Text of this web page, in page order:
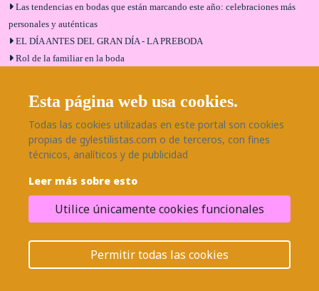
Las tendencias en bodas que están marcando este año: celebraciones más
personales y auténticas
EL DÍA ANTES DEL GRAN DÍA - LA PREBODA
Rol de la familiar en la boda
Bodas en Alhaurín de la Torre: entrevista exclusiva con Bodaeventos
Málaga
¿Cómo será tu boda?
Blog de bodas
SÍGUENOS EN NUESTRAS REDES
© 2026 Grupo BodaEventos | Todos los derechos reservados.¿Necesitas ayuda?
Esta página web usa cookies.
Todas las cookies utilizadas en este portal son cookies
propias de gylestilistas.com o de terceros, con fines
técnicos, analíticos y de publicidad
Leer más sobre esto
Utilice únicamente cookies funcionales
Permitir todas las cookies